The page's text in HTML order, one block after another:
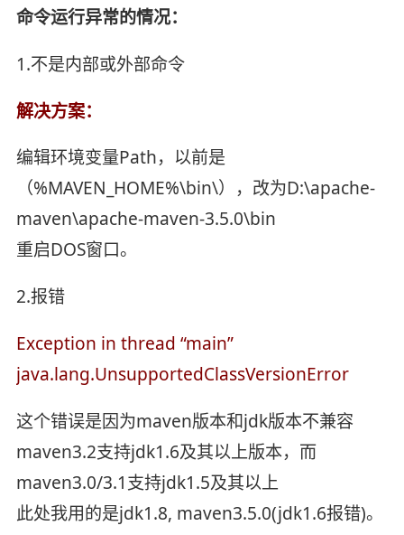
命令运行异常的情况：
1.不是内部或外部命令
解决方案：
编辑环境变量Path，以前是
（%MAVEN_HOME%\bin\），改为D:\apache-
maven\apache-maven-3.5.0\bin
重启DOS窗口。
2.报错
Exception in thread “main”
java.lang.UnsupportedClassVersionError
这个错误是因为maven版本和jdk版本不兼容
maven3.2支持jdk1.6及其以上版本，而
maven3.0/3.1支持jdk1.5及其以上
此处我用的是jdk1.8, maven3.5.0(jdk1.6报错)。